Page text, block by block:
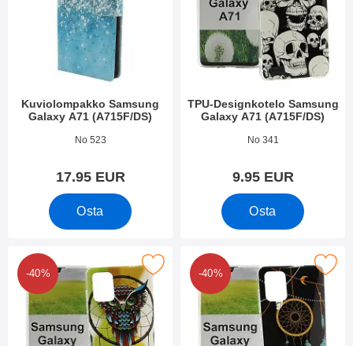
Kuviolompakko Samsung
Galaxy A71 (A715F/DS)
Tuote.nro 35313
No 523
17.95 EUR
Osta
TPU-Designkotelo Samsung
Galaxy A71 (A715F/DS)
Tuote.nro 34909
No 341
9.95 EUR
Osta
-40%
Designkotelo Samsung Galaxy A71 (A715F/DS) suosikiksi
-40%
Merkitse tPU-Designkotelo Samsung